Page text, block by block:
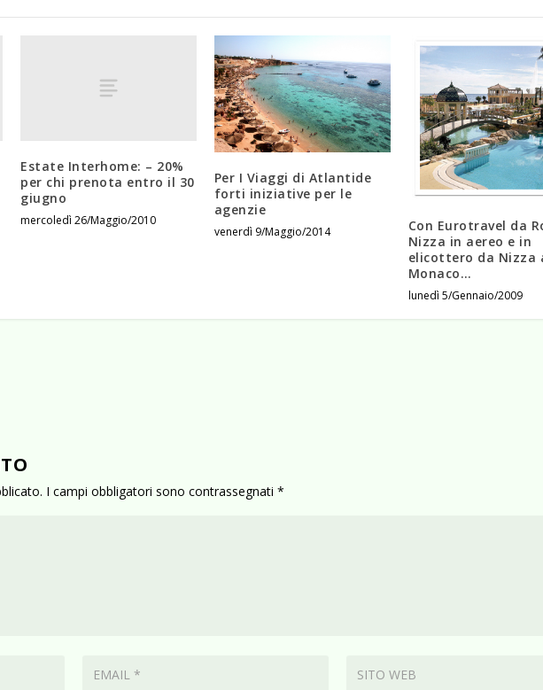
Estate Interhome: – 20%
per chi prenota entro il 30
giugno
mercoledì 26/Maggio/2010
Per I Viaggi di Atlantide
forti iniziative per le
agenzie
venerdì 9/Maggio/2014
Con Eurotravel da
Nizza in aereo e in
elicottero da Nizza
Monaco…
lunedì 5/Gennaio/2009
I campi obbligatori sono contrassegnati*